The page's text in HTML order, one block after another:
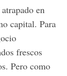
en
capital. Para
frescos
Pero como